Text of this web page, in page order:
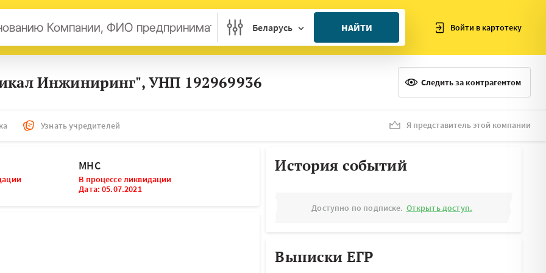
Беларусь
Британия Бельгия
Германия
Финляндия
НАЙТИ Войти в картотеку
Инжиниринг", УНП 192969936 Следить за контрагентом
Узнать учредителей Я представитель этой компании
МНС
В процессе ликвидации
Дата: 05.07.2021
История событий
Доступно по подписке. Открыть доступ.
Выписки ЕГР